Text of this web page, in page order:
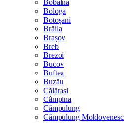
Bobâlna
Bologa
Botoșani
Brăila
Brașov
Breb
Brezoi
Bucov
Buftea
Buzău
Călărași
Câmpina
Câmpulung
Câmpulung Moldovenesc